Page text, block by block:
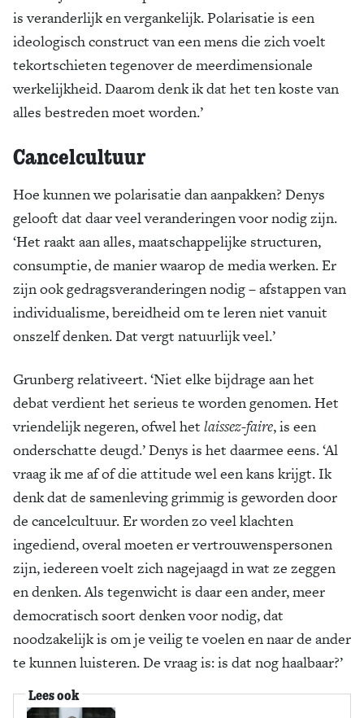
is veranderlijk en vergankelijk. Polarisatie is een
ideologisch construct van een mens die zich voelt
tekortschieten tegenover de meerdimensionale
werkelijkheid. Daarom denk ik dat het ten koste van
alles bestreden moet worden.’
Cancelcultuur
Hoe kunnen we polarisatie dan aanpakken? Denys
gelooft dat daar veel veranderingen voor nodig zijn.
‘Het raakt aan alles, maatschappelijke structuren,
consumptie, de manier waarop de media werken. Er
zijn ook gedragsveranderingen nodig – afstappen van
individualisme, bereidheid om te leren niet vanuit
onszelf denken. Dat vergt natuurlijk veel.’
Grunberg relativeert. ‘Niet elke bijdrage aan het
debat verdient het serieus te worden genomen. Het
vriendelijk negeren, ofwel het laissez-faire, is een
onderschatte deugd.’ Denys is het daarmee eens. ‘Al
vraag ik me af of die attitude wel een kans krijgt. Ik
denk dat de samenleving grimmig is geworden door
de cancelcultuur. Er worden zo veel klachten
ingediend, overal moeten er vertrouwenspersonen
zijn, iedereen voelt zich nagejaagd in wat ze zeggen
en denken. Als tegenwicht is daar een ander, meer
democratisch soort denken voor nodig, dat
noodzakelijk is om je veilig te voelen en naar de ander
te kunnen luisteren. De vraag is: is dat nog haalbaar?’
Lees ook